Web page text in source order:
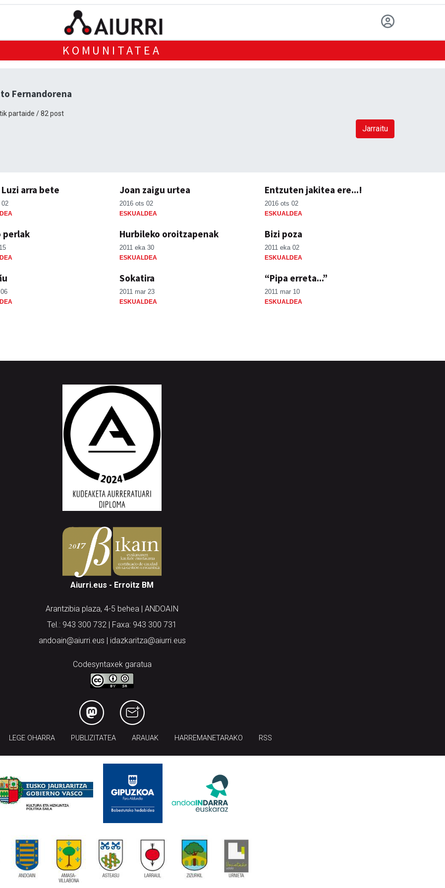
KOMUNITATEA
Fernandorena
partaide / 82 post
Jarraitu
arra bete Joan zaigu urtea
2016 ots 02
ESKUALDEA
Entzuten jakitea ere...!
2016 ots 02
ESKUALDEA
perlak Hurbileko oroitzapenak
2011 eka 30
ESKUALDEA
Bizi poza
2011 eka 02
ESKUALDEA
Sokatira
2011 mar 23
ESKUALDEA
“Pipa erreta...”
2011 mar 10
ESKUALDEA
Aiurri.eus - Erroitz BM
Arantzibia plaza, 4-5 behea | ANDOAIN
Tel.: 943 300 732 | Faxa: 943 300 731
andoain@aiurri.eus | idazkaritza@aiurri.eus
Codesyntaxek garatua
LEGE OHARRA PUBLIZITATEA ARAUAK HARREMANETARAKO RSS